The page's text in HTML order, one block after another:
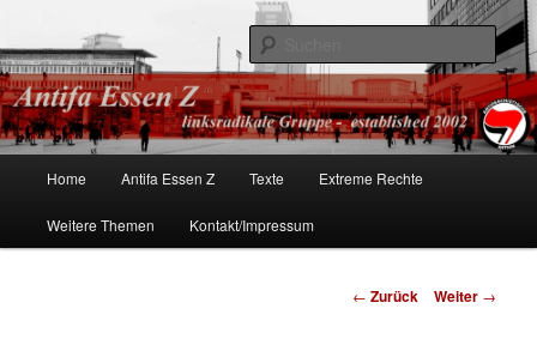
Antifa Essen
linksradikale Gruppe – established 2002
Zum
Inhalt
Home Antifa Essen Z Texte Extreme Rechte
Weitere Themen Kontakt/Impressum
Beitrags-
← Zurück Weiter →